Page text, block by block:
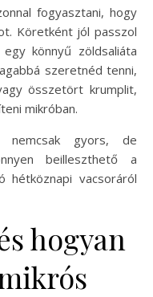
fogyasztani, hogy
Köretként jól passzol
könnyű zöldsaliáta
szeretnéd tenni,
összetört krumplit,
mikróban.
gyors, de
beilleszthető a
hétköznapi vacsoráról
hogyan